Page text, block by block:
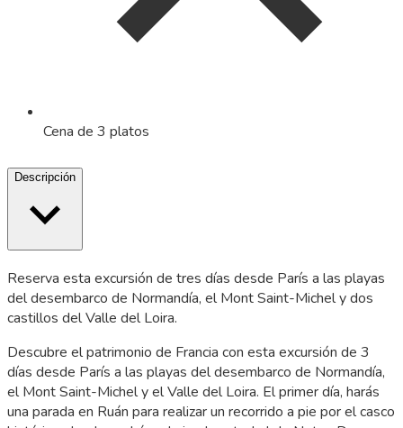
Cena de 3 platos
Descripción
Reserva esta excursión de tres días desde París a las playas
del desembarco de Normandía, el Mont Saint-Michel y dos
castillos del Valle del Loira.
Descubre el patrimonio de Francia con esta excursión de 3
días desde París a las playas del desembarco de Normandía,
el Mont Saint-Michel y el Valle del Loira. El primer día, harás
una parada en Ruán para realizar un recorrido a pie por el casco